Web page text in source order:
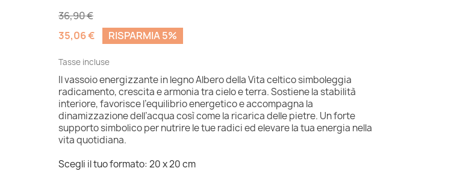
36,90 €
35,06 €
RISPARMIA 5%
Tasse incluse
Il vassoio energizzante in legno Albero della Vita celtico simboleggia
radicamento, crescita e armonia tra cielo e terra. Sostiene la stabilità
interiore, favorisce l’equilibrio energetico e accompagna la
dinamizzazione dell’acqua così come la ricarica delle pietre. Un forte
supporto simbolico per nutrire le tue radici ed elevare la tua energia nella
vita quotidiana.
Scegli il tuo formato: 20 x 20 cm